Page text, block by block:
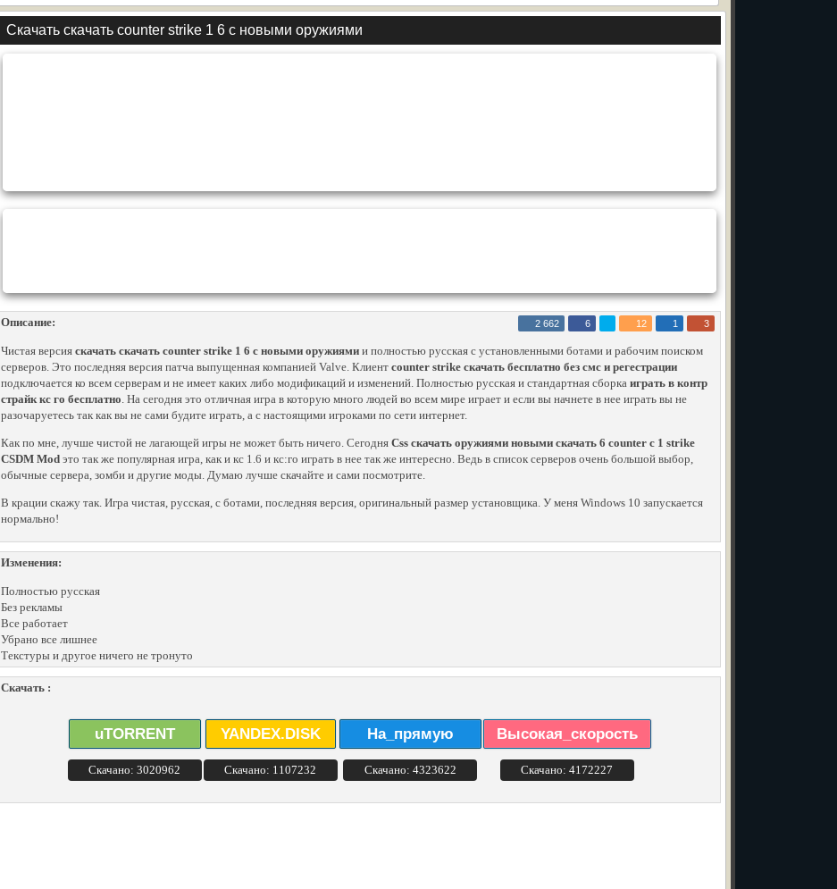
Скачать скачать counter strike 1 6 с новыми оружиями
Описание: 2 662 6 12 1 3
Чистая версия скачать скачать counter strike 1 6 с новыми оружиями и полностью русская с установленными ботами и рабочим поиском
серверов. Это последняя версия патча выпущенная компанией Valve. Клиент counter strike скачать бесплатно без смс и регестрации
подключается ко всем серверам и не имеет каких либо модификаций и изменений. Полностью русская и стандартная сборка играть в контр
страйк кс го бесплатно. На сегодня это отличная игра в которую много людей во всем мире играет и если вы начнете в нее играть вы не
разочаруетесь так как вы не сами будите играть, а с настоящими игроками по сети интернет.
Как по мне, лучше чистой не лагающей игры не может быть ничего. Сегодня Css скачать оружиями новыми скачать 6 counter с 1 strike
CSDM Mod это так же популярная игра, как и кс 1.6 и кс:го играть в нее так же интересно. Ведь в список серверов очень большой выбор,
обычные сервера, зомби и другие моды. Думаю лучше скачайте и сами посмотрите.
В крации скажу так. Игра чистая, русская, с ботами, последняя версия, оригинальный размер установщика. У меня Windows 10 запускается
нормально!
Изменения:
Полностью русская
Без рекламы
Все работает
Убрано все лишнее
Текстуры и другое ничего не тронуто
Скачать :
uTORRENT
Скачано: 3020962
YANDEX.DISK
Скачано: 1107232
На_прямую
Скачано: 4323622
Высокая_скорость
Скачано: 4172227